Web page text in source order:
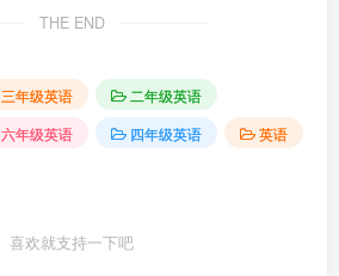
THE END
三年级英语
二年级英语
六年级英语 四年级英语
英语
喜欢就支持一下吧